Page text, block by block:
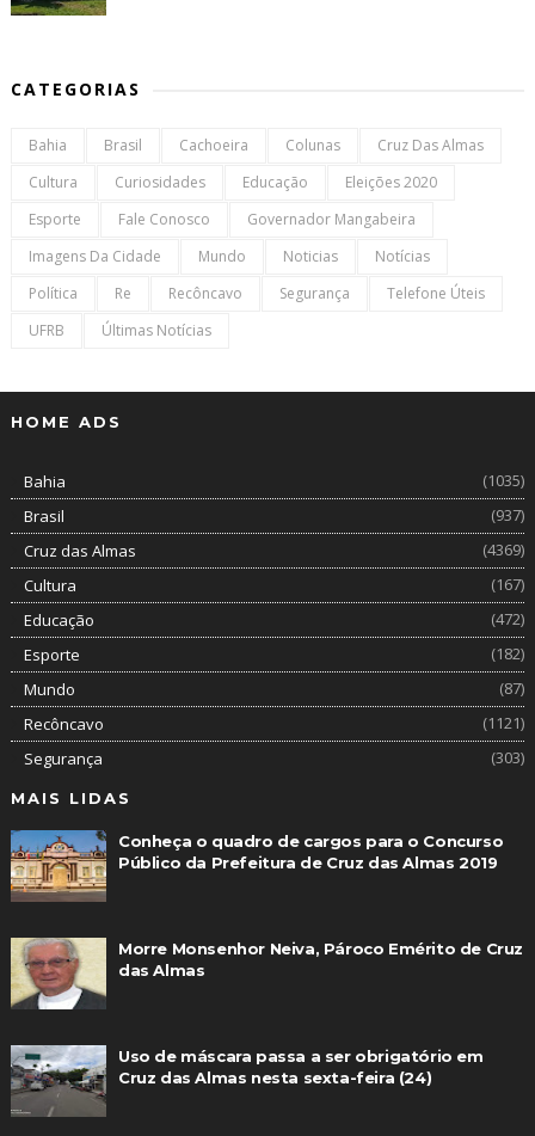
CATEGORIAS
Bahia Brasil Cachoeira Colunas
Cruz Das Almas
Cultura
Curiosidades Educação
Eleições 2020
Esporte
Fale Conosco
Governador Mangabeira
Imagens Da Cidade
Mundo Noticias
Notícias
Política
Re Recôncavo Segurança
Telefone Úteis
UFRB
Últimas Notícias
HOME ADS
Bahia
(1035)
Brasil
(937)
Cruz das Almas
(4369)
Cultura
(167)
Educação
(472)
Esporte
(182)
Mundo
(87)
Recôncavo
(1121)
Segurança
(303)
MAIS LIDAS
Conheça o quadro de cargos para o Concurso
Público da Prefeitura de Cruz das Almas 2019
Morre Monsenhor Neiva, Pároco Emérito de Cruz
das Almas
Uso de máscara passa a ser obrigatório em
Cruz das Almas nesta sexta-feira (24)